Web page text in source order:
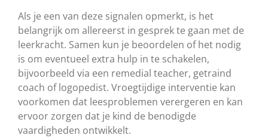
Als je een van deze signalen opmerkt, is het
belangrijk om allereerst in gesprek te gaan met de
leerkracht. Samen kun je beoordelen of het nodig
is om eventueel extra hulp in te schakelen,
bijvoorbeeld via een remedial teacher, getraind
coach of logopedist. Vroegtijdige interventie kan
voorkomen dat leesproblemen verergeren en kan
ervoor zorgen dat je kind de benodigde
vaardigheden ontwikkelt.